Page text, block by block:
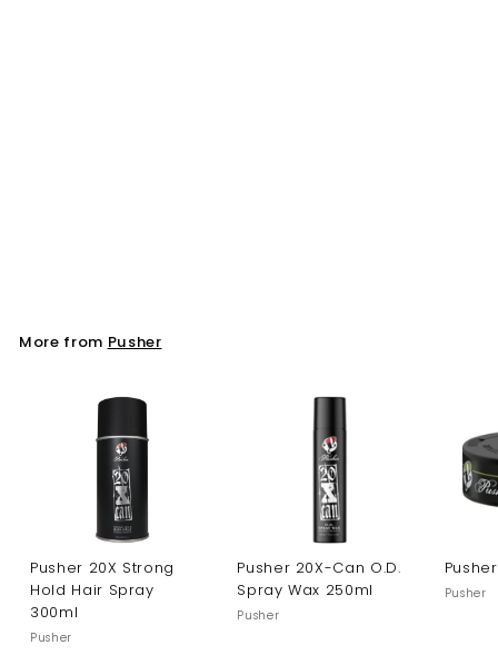
More from Pusher
Pusher 20X Strong
Hold Hair Spray
300ml
Pusher
Pusher 20X-Can O.D.
Spray Wax 250ml
Pusher
Pusher